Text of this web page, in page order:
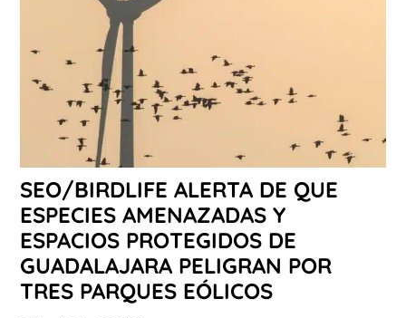
SEO/BIRDLIFE ALERTA DE QUE
ESPECIES AMENAZADAS Y
ESPACIOS PROTEGIDOS DE
GUADALAJARA PELIGRAN POR
TRES PARQUES EÓLICOS